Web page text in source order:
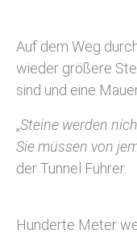
Auf dem Weg
wieder größere
sind und eine
„Steine werden
Sie müssen von
der Tunnel Führer.
Hunderte Meter